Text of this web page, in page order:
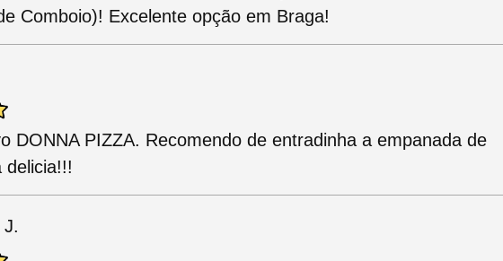
Comboio)! Excelente opção em Braga!
DONNA PIZZA. Recomendo de entradinha a empanada de
delicia!!!